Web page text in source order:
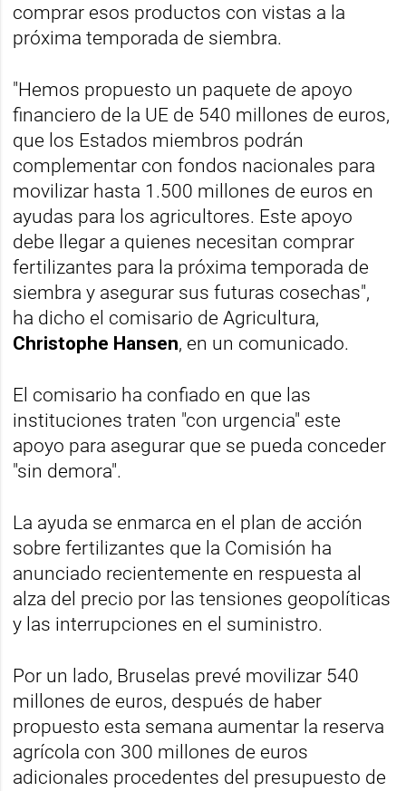
comprar esos productos con vistas a la
próxima temporada de siembra.
"Hemos propuesto un paquete de apoyo
financiero de la UE de 540 millones de euros,
que los Estados miembros podrán
complementar con fondos nacionales para
movilizar hasta 1.500 millones de euros en
ayudas para los agricultores. Este apoyo
debe llegar a quienes necesitan comprar
fertilizantes para la próxima temporada de
siembra y asegurar sus futuras cosechas",
ha dicho el comisario de Agricultura,
Christophe Hansen, en un comunicado.
El comisario ha confiado en que las
instituciones traten "con urgencia" este
apoyo para asegurar que se pueda conceder
"sin demora".
La ayuda se enmarca en el plan de acción
sobre fertilizantes que la Comisión ha
anunciado recientemente en respuesta al
alza del precio por las tensiones geopolíticas
y las interrupciones en el suministro.
Por un lado, Bruselas prevé movilizar 540
millones de euros, después de haber
propuesto esta semana aumentar la reserva
agrícola con 300 millones de euros
adicionales procedentes del presupuesto de